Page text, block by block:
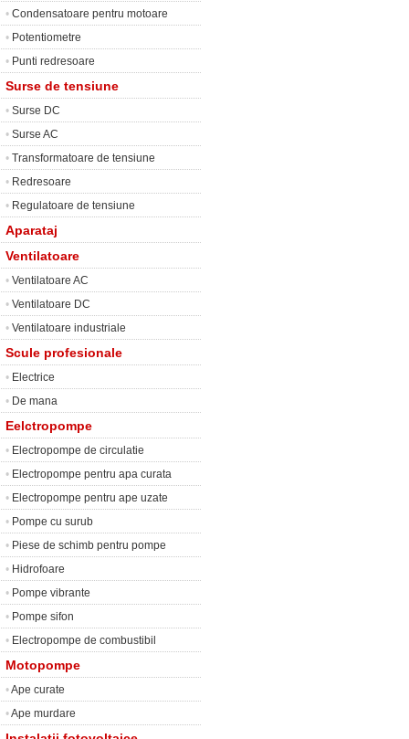
• Condensatoare pentru motoare
• Potentiometre
• Punti redresoare
Surse de tensiune
• Surse DC
• Surse AC
• Transformatoare de tensiune
• Redresoare
• Regulatoare de tensiune
Aparataj
Ventilatoare
• Ventilatoare AC
• Ventilatoare DC
• Ventilatoare industriale
Scule profesionale
• Electrice
• De mana
Eelctropompe
• Electropompe de circulatie
• Electropompe pentru apa curata
• Electropompe pentru ape uzate
• Pompe cu surub
• Piese de schimb pentru pompe
• Hidrofoare
• Pompe vibrante
• Pompe sifon
• Electropompe de combustibil
Motopompe
•Ape curate
•Ape murdare